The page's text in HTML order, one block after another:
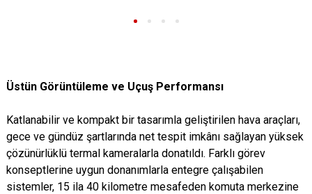
Üstün Görüntüleme ve Uçuş Performansı
Katlanabilir ve kompakt bir tasarımla geliştirilen hava araçları,
gece ve gündüz şartlarında net tespit imkânı sağlayan yüksek
çözünürlüklü termal kameralarla donatıldı. Farklı görev
konseptlerine uygun donanımlarla entegre çalışabilen
sistemler, 15 ila 40 kilometre mesafeden komuta merkezine